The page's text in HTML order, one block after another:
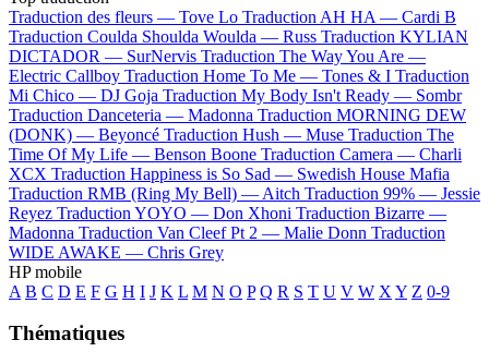
Traduction des fleurs — Tove Lo Traduction AH HA — Cardi B
Traduction Coulda Shoulda Woulda — Russ Traduction KYLIAN
DICTADOR — SurNervis Traduction The Way You Are —
Electric Callboy Traduction Home To Me — Tones & I Traduction
Mi Chico — DJ Goja Traduction My Body Isn't Ready — Sombr
Traduction Danceteria — Madonna Traduction MORNING DEW
(DONK) — Beyoncé Traduction Hush — Muse Traduction The
Time Of My Life — Benson Boone Traduction Camera — Charli
XCX Traduction Happiness is So Sad — Swedish House Mafia
Traduction RMB (Ring My Bell) — Aitch Traduction 99% — Jessie
Reyez Traduction YOYO — Don Xhoni Traduction Bizarre —
Madonna Traduction Van Cleef Pt 2 — Malie Donn Traduction
WIDE AWAKE — Chris Grey
HP mobile
A B C D E F G H I J K L M N O P Q R S T U V W X Y Z 0-9
Thématiques